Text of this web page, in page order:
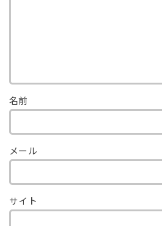
名前
メール
サイト